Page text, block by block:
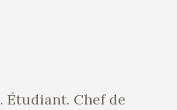
. Étudiant. Chef de